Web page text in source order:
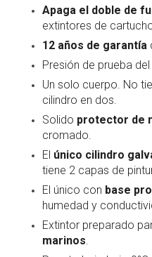
MANGUERAS CONTRA
PITONES CONTRA
SPRINKLER CONTRA
Apaga el doble de
extintores de
12 años de garantía
Presión de prueba
Un solo cuerpo. No
cilindro en dos.
Solido protector de
cromado.
El único cilindro
tiene 2 capas de
El único con base
humedad y
Extintor preparado
marinos.